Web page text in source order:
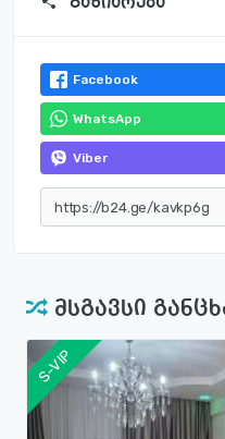
Facebook
WhatsApp
Viber
მსგავსი
S-VIP